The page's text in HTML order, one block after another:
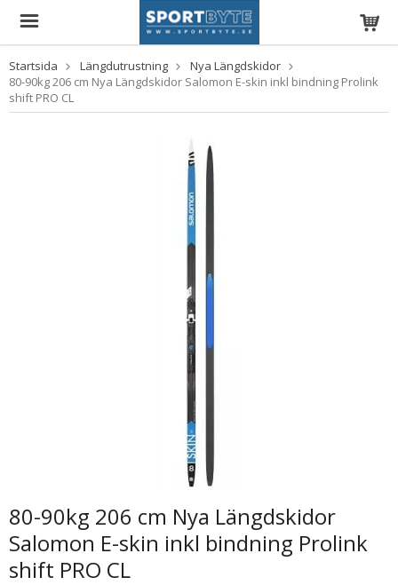
Startsida Längdutrustning
Nya Längdskidor
80-90kg 206 cm Nya Längdskidor Salomon E-skin inkl bindning Prolink
shift PRO CL
80-90kg 206 cm Nya Längdskidor
Salomon E-skin inkl bindning Prolink
shift PRO CL